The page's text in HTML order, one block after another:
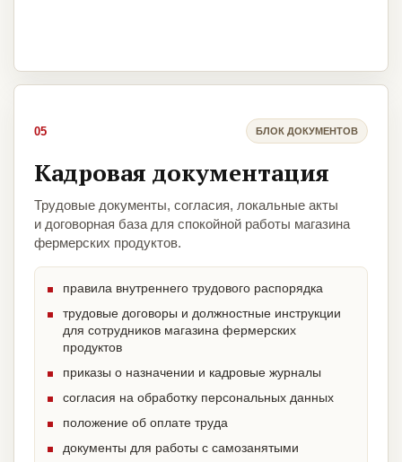
05 БЛОК ДОКУМЕНТОВ
Кадровая документация
Трудовые документы, согласия, локальные акты
и договорная база для спокойной работы магазина
фермерских продуктов.
правила внутреннего трудового распорядка
трудовые договоры и должностные инструкции
для сотрудников магазина фермерских
продуктов
приказы о назначении и кадровые журналы
согласия на обработку персональных данных
положение об оплате труда
документы для работы с самозанятыми